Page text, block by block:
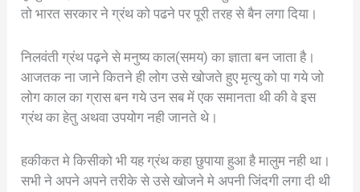
तो भारत सरकार ने ग्रंथ को पढने पर पूरी तरह से बैन लगा दिया।
निलवंती ग्रंथ पढ़ने से मनुष्य काल(समय) का ज्ञाता बन जाता है।
आजतक ना जाने कितने ही लोग उसे खोजते हुए मृत्यु को पा गये जो
लोग काल का ग्रास बन गये उन सब में एक समानता थी की वे इस
ग्रंथ का हेतु अथवा उपयोग नही जानते थे।
हकीकत मे किसीको भी यह ग्रंथ कहा छुपाया हुआ है मालुम नही था।
सभी ने अपने अपने तरीके से उसे खोजने मे अपनी जिंदगी लगा दी थी